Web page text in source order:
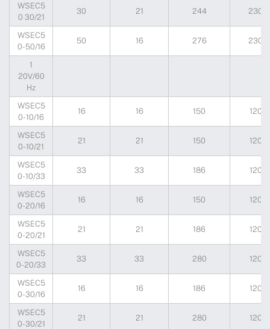
WSEC5
0 30/21
30 21 244 230
WSEC5
0-50/16
50 16 276 230
1
20V/60
Hz
WSEC5
0-10/16
16 16 150 120
WSEC5
0-10/21
21 21 150 120
WSEC5
0-10/33
33 33 186 120
WSEC5
0-20/16
16 16 150 120
WSEC5
0-20/21
21 21 186 120
WSEC5
0-20/33
33 33 280 120
WSEC5
0-30/16
16 16 186 120
WSEC5
0-30/21
21 21 280 120